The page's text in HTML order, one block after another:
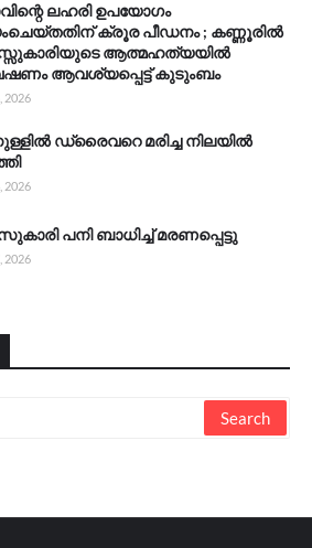
ലഹരി ഉപയോഗം
ക്രൂര പീഡനം ; കണ്ണൂരിൽ
ആത്മഹത്യയിൽ
ആവശ്യപ്പെട്ട് കുടുംബം
2026
ഡ്രൈവറെ മരിച്ച നിലയിൽ
2026
പനി ബാധിച്ച് മരണപ്പെട്ടു
2026